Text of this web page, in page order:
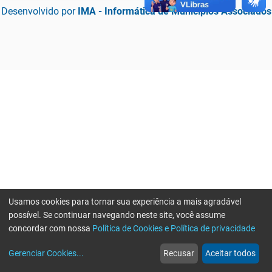
Desenvolvido por IMA - Informática de Municípios Associados
web
Notícias
more_horiz
Mais
Usamos cookies para tornar sua experiência a mais agradável
possível. Se continuar navegando neste site, você assume
concordar com nossa Política de Cookies e Política de privacidade
Gerenciar Cookies... Recusar Aceitar todos
Erro ao enviar informações, por favor tente novamente